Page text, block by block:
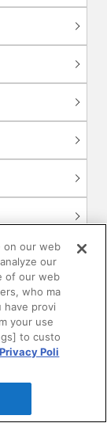
on our web
our
of our web
who ma
provi
your use
to custo
Privacy Poli